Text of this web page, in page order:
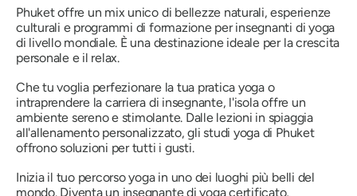
Phuket offre un mix unico di bellezze naturali, esperienze
culturali e programmi di formazione per insegnanti di yoga
di livello mondiale. È una destinazione ideale per la crescita
personale e il relax.
Che tu voglia perfezionare la tua pratica yoga o
intraprendere la carriera di insegnante, l'isola offre un
ambiente sereno e stimolante. Dalle lezioni in spiaggia
all'allenamento personalizzato, gli studi yoga di Phuket
offrono soluzioni per tutti i gusti.
Inizia il tuo percorso yoga in uno dei luoghi più belli del
mondo. Diventa un insegnante di yoga certificato,